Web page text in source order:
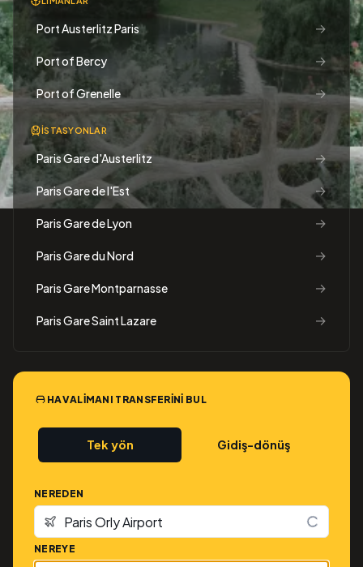
Port Austerlitz Paris →
Port of Bercy →
Port of Grenelle →
İSTASYONLAR
Paris Gare d'Austerlitz →
Paris Gare de l'Est →
Paris Gare de Lyon →
Paris Gare du Nord →
Paris Gare Montparnasse →
Paris Gare Saint Lazare →
HAVALIMANI TRANSFERINI BUL
Tek yön Gidiş-dönüş
NEREDEN
NEREYE